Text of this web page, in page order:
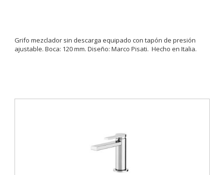
Grifo mezclador sin descarga equipado con tapón de presión
ajustable. Boca: 120 mm. Diseño: Marco Pisati. Hecho en Italia.